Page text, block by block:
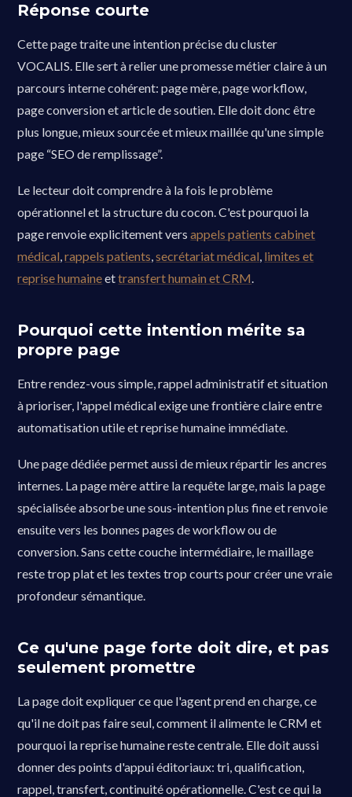
Réponse courte
Cette page traite une intention précise du cluster
VOCALIS. Elle sert à relier une promesse métier claire à un
parcours interne cohérent: page mère, page workflow,
page conversion et article de soutien. Elle doit donc être
plus longue, mieux sourcée et mieux maillée qu'une simple
page “SEO de remplissage”.
Le lecteur doit comprendre à la fois le problème
opérationnel et la structure du cocon. C'est pourquoi la
page renvoie explicitement versappels patients cabinet
médical,rappels patients,secrétariat médical, limites et
reprise humaineettransfert humain et CRM.
Pourquoi cette intention mérite sa
propre page
Entre rendez-vous simple, rappel administratif et situation
à prioriser, l'appel médical exige une frontière claire entre
automatisation utile et reprise humaine immédiate.
Une page dédiée permet aussi de mieux répartir les ancres
internes. La page mère attire la requête large, mais la page
spécialisée absorbe une sous-intention plus fine et renvoie
ensuite vers les bonnes pages de workflow ou de
conversion. Sans cette couche intermédiaire, le maillage
reste trop plat et les textes trop courts pour créer une vraie
profondeur sémantique.
Ce qu'une page forte doit dire, et pas
seulement promettre
La page doit expliquer ce que l'agent prend en charge, ce
qu'il ne doit pas faire seul, comment il alimente le CRM et
pourquoi la reprise humaine reste centrale. Elle doit aussi
donner des points d'appui éditoriaux: tri, qualification,
rappel, transfert, continuité opérationnelle. C'est ce qui la